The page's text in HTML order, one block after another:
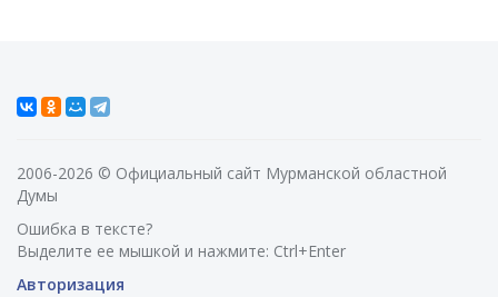
2006-2026 © Официальный сайт Мурманской областной
Думы
Ошибка в тексте?
Выделите ее мышкой и нажмите: Ctrl+Enter
Авторизация